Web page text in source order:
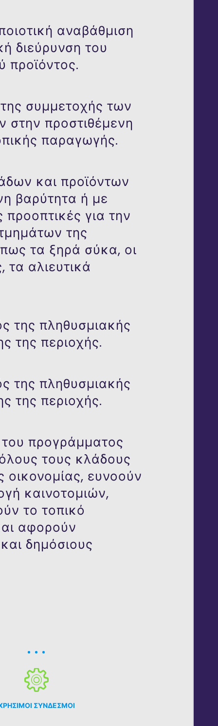
αναβάθμιση
διεύρυνση του
προϊόντος.
συμμετοχής των
προστιθέμενη
παραγωγής.
και προϊόντων
βαρύτητα ή με
προοπτικές για την
της
τα ξηρά σύκα, οι
αλιευτικά
της πληθυσμιακής
της περιοχής.
της πληθυσμιακής
της περιοχής.
του προγράμματος
τους κλάδους
οικονομίας, ευνοούν
καινοτομιών,
το τοπικό
αφορούν
δημόσιους
ΣΥΝΔΕΣΜΟΙ